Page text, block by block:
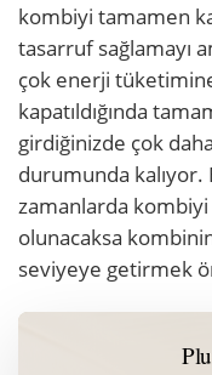
kombiyi tamamen
tasarruf sağlamayı
çok enerji
kapatıldığında
girdiğinizde çok
durumunda
zamanlarda kombiyi
olunacaksa
seviyeye getirmek